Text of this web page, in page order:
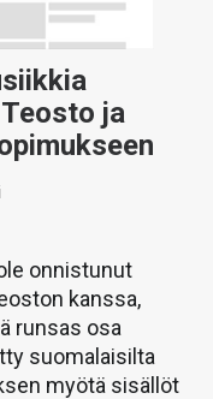
ja
onnistunut
kanssa,
runsas osa
suomalaisilta
myötä sisällöt